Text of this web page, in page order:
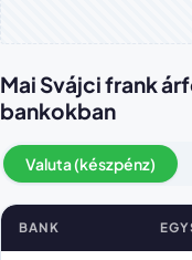
Mai Svájci frank
bankokban
Valuta (készpénz)
BANK